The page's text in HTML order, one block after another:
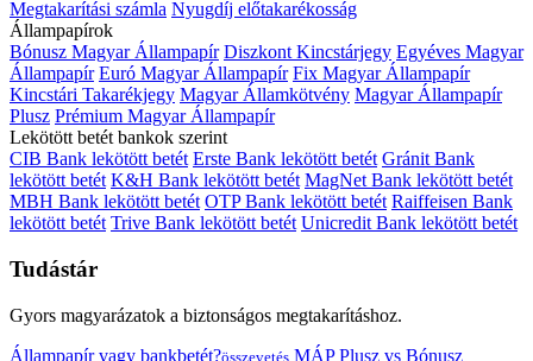
Megtakarítási számla Nyugdíj előtakarékosság
Állampapírok
Bónusz Magyar Állampapír Diszkont Kincstárjegy Egyéves Magyar
Állampapír Euró Magyar Állampapír Fix Magyar Állampapír
Kincstári Takarékjegy Magyar Államkötvény Magyar Állampapír
Plusz Prémium Magyar Állampapír
Lekötött betét bankok szerint
CIB Bank lekötött betét Erste Bank lekötött betét Gránit Bank
lekötött betét K&H Bank lekötött betét MagNet Bank lekötött betét
MBH Bank lekötött betét OTP Bank lekötött betét Raiffeisen Bank
lekötött betét Trive Bank lekötött betét Unicredit Bank lekötött betét
Tudástár
Gyors magyarázatok a biztonságos megtakarításhoz.
Állampapír vagy bankbetét?összevetés MÁP Plusz vs Bónusz